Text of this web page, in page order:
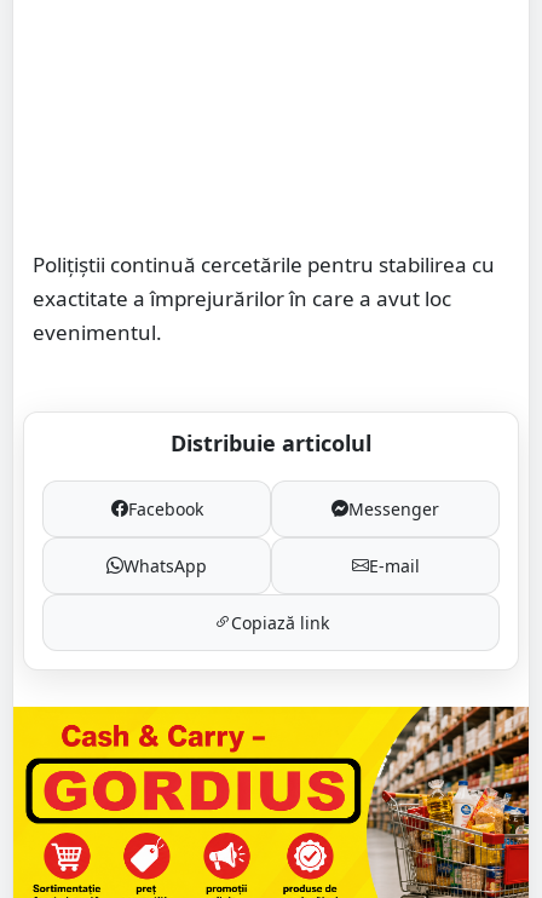
Polițiștii continuă cercetările pentru stabilirea cu
exactitate a împrejurărilor în care a avut loc
evenimentul.
Distribuie articolul
Facebook Messenger
WhatsApp E-mail
Copiază link